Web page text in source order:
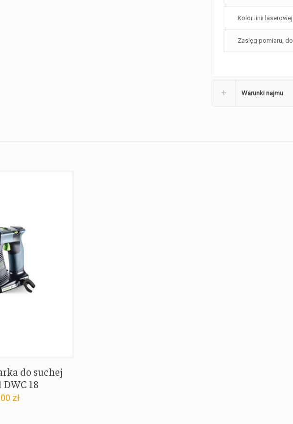
Kolor linii laserowej
Zasięg pomiaru, do
Warunki najmu
do suchej
18
zł